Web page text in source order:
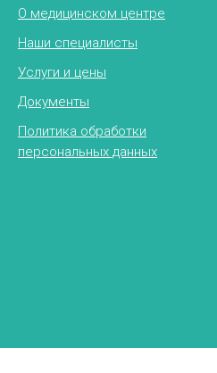
О медицинском центре
Наши специалисты
Услуги и цены
Документы
Политика обработки
персональных данных